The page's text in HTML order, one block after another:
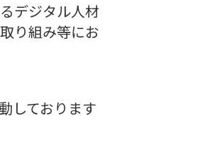
デジタル人材
り組み等にお
しております